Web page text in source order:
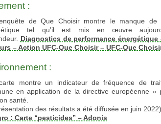
:
de Que Choisir montre le manque de
tel qu’il est mis en œuvre
Diagnostics de performance
– Action UFC-Que Choisir – UFC-Que
:
montre un indicateur de fréquence de
en application de la directive européenne
santé.
des résultats a été diffusée en juin 2022)
: Carte “pesticides” – Adonis